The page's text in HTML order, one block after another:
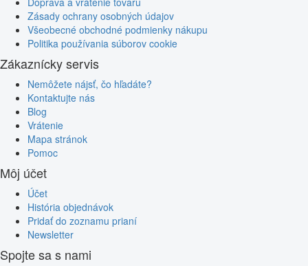
Zásady ochrany osobných údajov
Všeobecné obchodné podmienky nákupu
Politika používania súborov cookie
Zákaznícky servis
Nemôžete nájsť, čo hľadáte?
Kontaktujte nás
Blog
Vrátenie
Mapa stránok
Pomoc
Môj účet
Účet
História objednávok
Pridať do zoznamu prianí
Newsletter
Spojte sa s nami